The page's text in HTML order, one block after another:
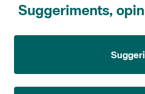
Suggeriments,